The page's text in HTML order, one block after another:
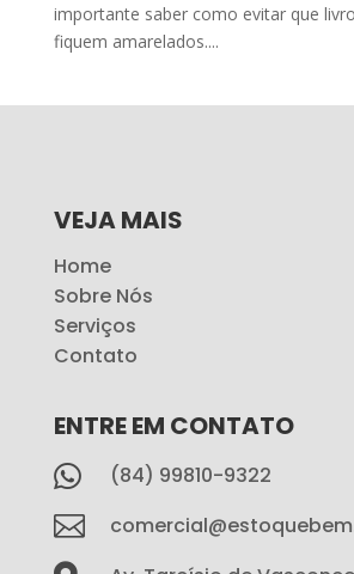
importante saber como evitar que
fiquem amarelados....
VEJA MAIS
Home
Sobre Nós
Serviços
Contato
ENTRE EM CONTATO
 (84) 99810-9322
